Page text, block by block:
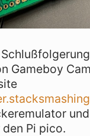
Gameboy
Pi pico.